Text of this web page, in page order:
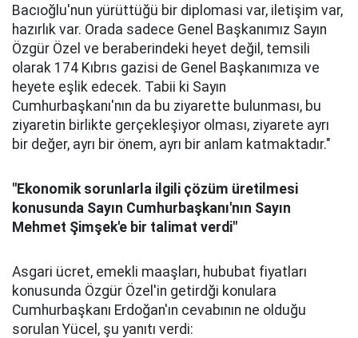
Bacıoğlu'nun yürüttüğü bir diplomasi var, iletişim var,
hazırlık var. Orada sadece Genel Başkanımız Sayın
Özgür Özel ve beraberindeki heyet değil, temsili
olarak 174 Kıbrıs gazisi de Genel Başkanımıza ve
heyete eşlik edecek. Tabii ki Sayın
Cumhurbaşkanı'nın da bu ziyarette bulunması, bu
ziyaretin birlikte gerçekleşiyor olması, ziyarete ayrı
bir değer, ayrı bir önem, ayrı bir anlam katmaktadır."
"Ekonomik sorunlarla ilgili çözüm üretilmesi
konusunda Sayın Cumhurbaşkanı'nın Sayın
Mehmet Şimşek'e bir talimat verdi"
Asgari ücret, emekli maaşları, hububat fiyatları
konusunda Özgür Özel'in getirdği konulara
Cumhurbaşkanı Erdoğan'ın cevabının ne olduğu
sorulan Yücel, şu yanıtı verdi: